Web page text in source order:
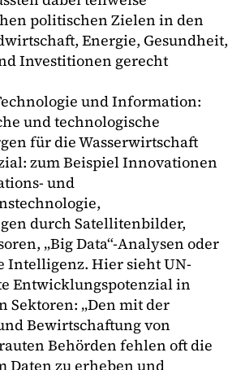
politischen Zielen in den
Energie, Gesundheit,
Investitionen gerecht
und Information:
und technologische
für die Wasserwirtschaft
zum Beispiel Innovationen
und
durch Satellitenbilder,
„Big Data“-Analysen oder
Intelligenz. Hier sieht UN-
Entwicklungspotenzial in
Sektoren: „Den mit der
Bewirtschaftung von
Behörden fehlen oft die
Daten zu erheben und